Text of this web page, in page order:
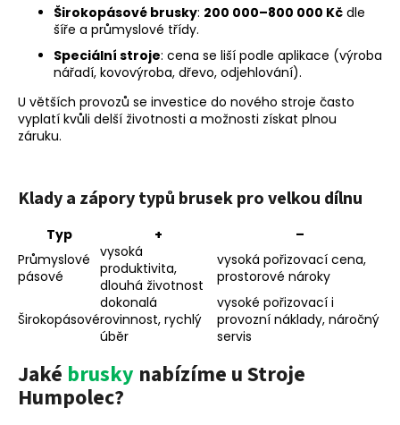
Širokopásové brusky: 200 000–800 000 Kč dle
šíře a průmyslové třídy.
Speciální stroje: cena se liší podle aplikace (výroba
nářadí, kovovýroba, dřevo, odjehlování).
U větších provozů se investice do nového stroje často
vyplatí kvůli delší životnosti a možnosti získat plnou
záruku.
Klady a zápory typů brusek pro velkou dílnu
Typ +
–
Průmyslové
pásové
vysoká
produktivita,
dlouhá životnost
vysoká pořizovací cena,
prostorové nároky
Širokopásové
dokonalá
rovinnost, rychlý
úběr
vysoké pořizovací i
provozní náklady, náročný
servis
Jaké brusky nabízíme u Stroje
Humpolec?